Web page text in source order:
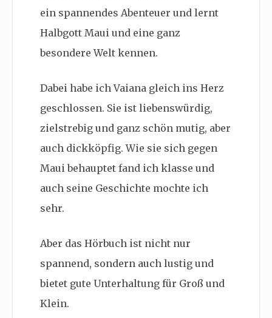
ein spannendes Abenteuer und lernt
Halbgott Maui und eine ganz
besondere Welt kennen.
Dabei habe ich Vaiana gleich ins Herz
geschlossen. Sie ist liebenswürdig,
zielstrebig und ganz schön mutig, aber
auch dickköpfig. Wie sie sich gegen
Maui behauptet fand ich klasse und
auch seine Geschichte mochte ich
sehr.
Aber das Hörbuch ist nicht nur
spannend, sondern auch lustig und
bietet gute Unterhaltung für Groß und
Klein.